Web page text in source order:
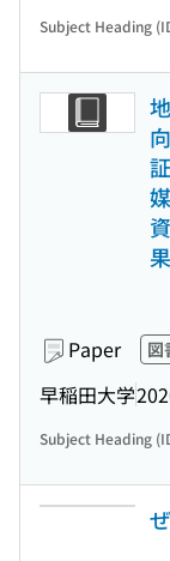
Subject Heading
Paper 図
早稲田大学
Subject Heading